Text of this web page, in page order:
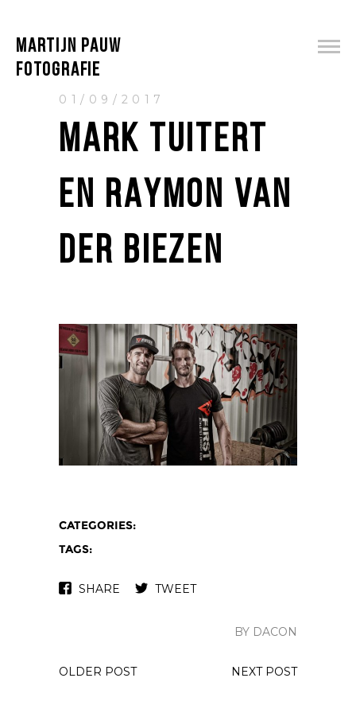
MARTIJN PAUW
FOTOGRAFIE
01/09/2017
MARK TUITERT
EN RAYMON VAN
DER BIEZEN
CATEGORIES:
TAGS:
SHARE TWEET
BY DACON
OLDER POST NEXT POST